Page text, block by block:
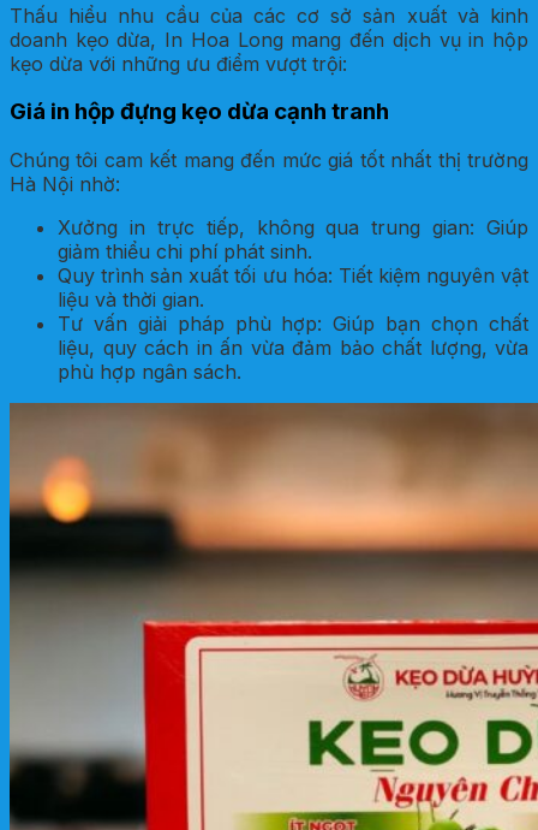
Thấu hiểu nhu cầu của các cơ sở sản xuất và kinh
doanh kẹo dừa, In Hoa Long mang đến dịch vụ in hộp
kẹo dừa với những ưu điểm vượt trội:
Giá in hộp đựng kẹo dừa cạnh tranh
Chúng tôi cam kết mang đến mức giá tốt nhất thị trường
Hà Nội nhờ:
Xưởng in trực tiếp, không qua trung gian: Giúp
giảm thiểu chi phí phát sinh.
Quy trình sản xuất tối ưu hóa: Tiết kiệm nguyên vật
liệu và thời gian.
Tư vấn giải pháp phù hợp: Giúp bạn chọn chất
liệu, quy cách in ấn vừa đảm bảo chất lượng, vừa
phù hợp ngân sách.